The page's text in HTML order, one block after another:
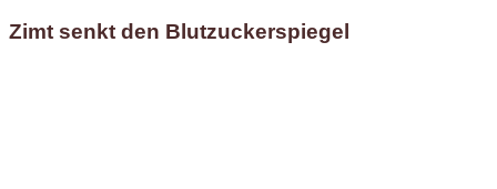
Zimt senkt den Blutzuckerspiegel